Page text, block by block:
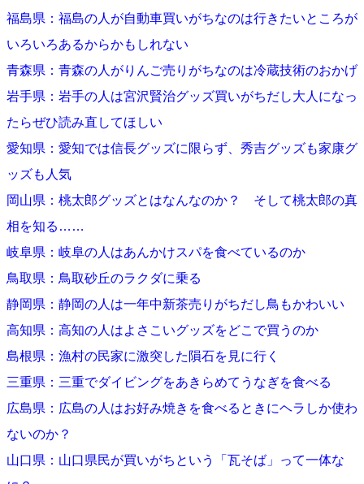
福島県：福島の人が自動車買いがちなのは行きたいところが
いろいろあるからかもしれない
青森県：青森の人がりんご売りがちなのは冷蔵技術のおかげ
岩手県：岩手の人は宮沢賢治グッズ買いがちだし大人になっ
たらぜひ読み直してほしい
愛知県：愛知では信長グッズに限らず、秀吉グッズも家康グ
ッズも人気
岡山県：桃太郎グッズとはなんなのか？ そして桃太郎の真
相を知る……
岐阜県：岐阜の人はあんかけスパを食べているのか
鳥取県：鳥取砂丘のラクダに乗る
静岡県：静岡の人は一年中新茶売りがちだし鳥もかわいい
高知県：高知の人はよさこいグッズをどこで買うのか
島根県：漁村の民家に激突した隕石を見に行く
三重県：三重でダイビングをあきらめてうなぎを食べる
広島県：広島の人はお好み焼きを食べるときにヘラしか使わ
ないのか？
山口県：山口県民が買いがちという「瓦そば」って一体な